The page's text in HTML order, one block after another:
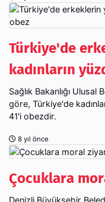
Türkiye'de
kadınların
Sağlık Bakanlığı Ulusal
göre, Türkiye'de
41'i obezdir.
8 yıl önce
Çocuklara